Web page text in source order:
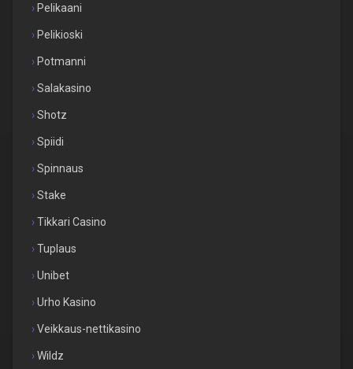
Pelikaani
Pelikioski
Potmanni
Salakasino
Shotz
Spiidi
Spinnaus
Stake
Tikkari Casino
Tuplaus
Unibet
Urho Kasino
Veikkaus-nettikasino
Wildz